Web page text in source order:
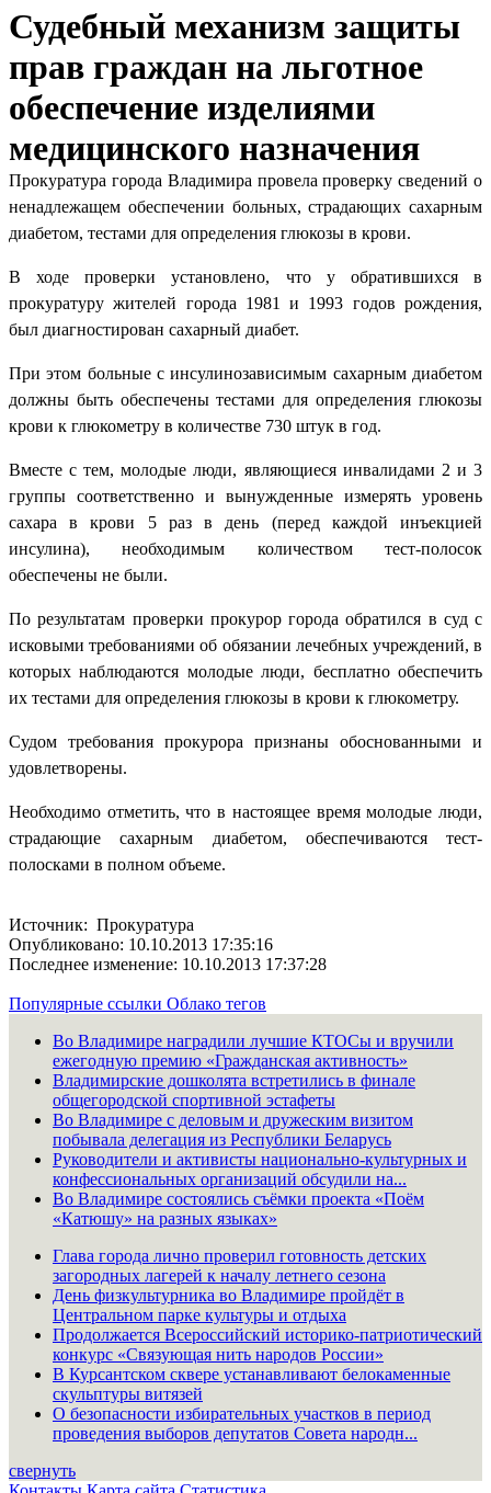
Судебный механизм защиты
прав граждан на льготное
обеспечение изделиями
медицинского назначения
Прокуратура города Владимира провела проверку сведений о
ненадлежащем обеспечении больных, страдающих сахарным
диабетом, тестами для определения глюкозы в крови.
В ходе проверки установлено, что у обратившихся в
прокуратуру жителей города 1981 и 1993 годов рождения,
был диагностирован сахарный диабет.
При этом больные с инсулинозависимым сахарным диабетом
должны быть обеспечены тестами для определения глюкозы
крови к глюкометру в количестве 730 штук в год.
Вместе с тем, молодые люди, являющиеся инвалидами 2 и 3
группы соответственно и вынужденные измерять уровень
сахара в крови 5 раз в день (перед каждой инъекцией
инсулина), необходимым количеством тест-полосок
обеспечены не были.
По результатам проверки прокурор города обратился в суд с
исковыми требованиями об обязании лечебных учреждений, в
которых наблюдаются молодые люди, бесплатно обеспечить
их тестами для определения глюкозы в крови к глюкометру.
Судом требования прокурора признаны обоснованными и
удовлетворены.
Необходимо отметить, что в настоящее время молодые люди,
страдающие сахарным диабетом, обеспечиваются тест-
полосками в полном объеме.
Источник: Прокуратура
Опубликовано: 10.10.2013 17:35:16
Последнее изменение: 10.10.2013 17:37:28
Популярные ссылки Облако тегов
Во Владимире наградили лучшие КТОСы и вручили
ежегодную премию «Гражданская активность»
Владимирские дошколята встретились в финале
общегородской спортивной эстафеты
Во Владимире с деловым и дружеским визитом
побывала делегация из Республики Беларусь
Руководители и активисты национально-культурных и
конфессиональных организаций обсудили на...
Во Владимире состоялись съёмки проекта «Поём
«Катюшу» на разных языках»
Глава города лично проверил готовность детских
загородных лагерей к началу летнего сезона
День физкультурника во Владимире пройдёт в
Центральном парке культуры и отдыха
Продолжается Всероссийский историко-патриотический
конкурс «Связующая нить народов России»
В Курсантском сквере устанавливают белокаменные
скульптуры витязей
О безопасности избирательных участков в период
проведения выборов депутатов Совета народн...
свернуть